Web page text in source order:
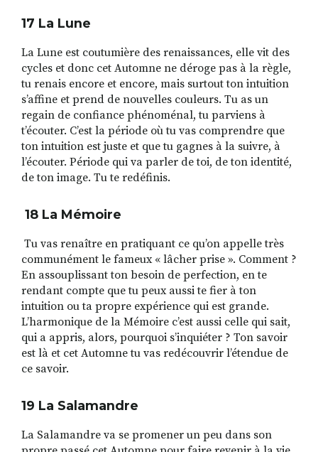
17 La Lune
La Lune est coutumière des renaissances, elle vit des
cycles et donc cet Automne ne déroge pas à la règle,
tu renais encore et encore, mais surtout ton intuition
s’affine et prend de nouvelles couleurs. Tu as un
regain de confiance phénoménal, tu parviens à
t’écouter. C’est la période où tu vas comprendre que
ton intuition est juste et que tu gagnes à la suivre, à
l’écouter. Période qui va parler de toi, de ton identité,
de ton image. Tu te redéfinis.
18 La Mémoire
Tu vas renaître en pratiquant ce qu’on appelle très
communément le fameux « lâcher prise ». Comment ?
En assouplissant ton besoin de perfection, en te
rendant compte que tu peux aussi te fier à ton
intuition ou ta propre expérience qui est grande.
L’harmonique de la Mémoire c’est aussi celle qui sait,
qui a appris, alors, pourquoi s’inquiéter ? Ton savoir
est là et cet Automne tu vas redécouvrir l’étendue de
ce savoir.
19 La Salamandre
La Salamandre va se promener un peu dans son